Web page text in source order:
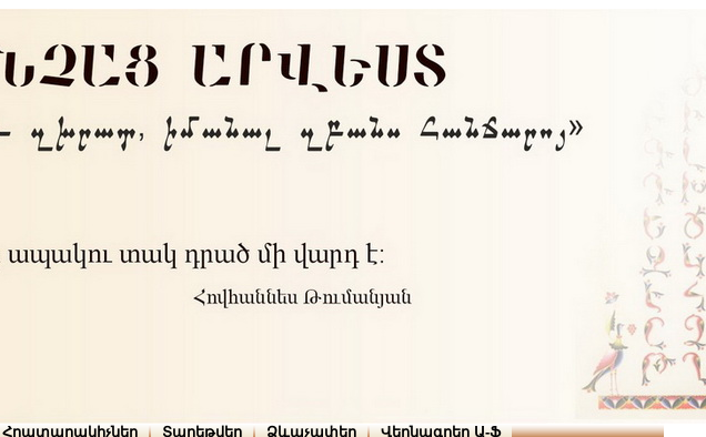
Հրատարակիչներ Տարեթվեր Ձևաչափեր Վերնագրեր Ա-Ֆ